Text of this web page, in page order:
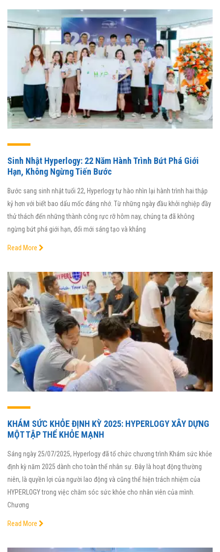
Sinh Nhật Hyperlogy: 22 Năm Hành Trình Bứt Phá Giới
Hạn, Không Ngừng Tiến Bước
Bước sang sinh nhật tuổi 22, Hyperlogy tự hào nhìn lại hành trình hai thập
kỷ hơn với biết bao dấu mốc đáng nhớ. Từ những ngày đầu khởi nghiệp đầy
thử thách đến những thành công rực rỡ hôm nay, chúng ta đã không
ngừng bứt phá giới hạn, đổi mới sáng tạo và khẳng
Read More
KHÁM SỨC KHỎE ĐỊNH KỲ 2025: HYPERLOGY XÂY DỰNG
MỘT TẬP THỂ KHỎE MẠNH
Sáng ngày 25/07/2025, Hyperlogy đã tổ chức chương trình Khám sức khỏe
định kỳ năm 2025 dành cho toàn thể nhân sự. Đây là hoạt động thường
niên, là quyền lợi của người lao động và cũng thể hiện trách nhiệm của
HYPERLOGY trong việc chăm sóc sức khỏe cho nhân viên của mình.
Chương
Read More